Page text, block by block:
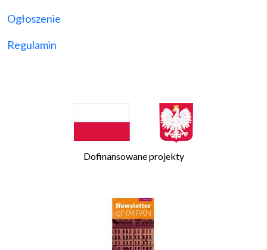
Ogłoszenie
Regulamin
Dofinansowane projekty